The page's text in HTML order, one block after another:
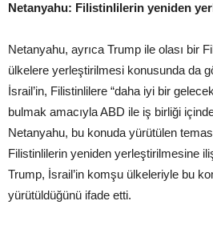
Netanyahu: Filistinlilerin yeniden
Netanyahu, ayrıca Trump ile olası bir
ülkelere yerleştirilmesi konusunda da
İsrail’in, Filistinlilere “daha iyi bir
bulmak amacıyla ABD ile iş birliği içinde
Netanyahu, bu konuda yürütülen
Filistinlilerin yeniden yerleştirilmesine
Trump, İsrail’in komşu ülkeleriyle bu
yürütüldüğünü ifade etti.